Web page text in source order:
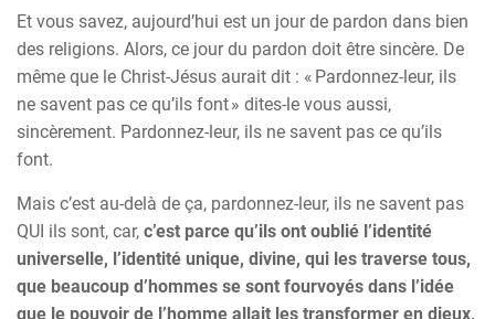
Et vous savez, aujourd’hui est un jour de pardon dans bien
des religions. Alors, ce jour du pardon doit être sincère. De
même que le Christ-Jésus aurait dit : « Pardonnez-leur, ils
ne savent pas ce qu’ils font » dites-le vous aussi,
sincèrement. Pardonnez-leur, ils ne savent pas ce qu’ils
font.
Mais c’est au-delà de ça, pardonnez-leur, ils ne savent pas
QUI ils sont, car, c’est parce qu’ils ont oublié l’identité
universelle, l’identité unique, divine, qui les traverse tous,
que beaucoup d’hommes se sont fourvoyés dans l’idée
que le pouvoir de l’homme allait les transformer en dieux,